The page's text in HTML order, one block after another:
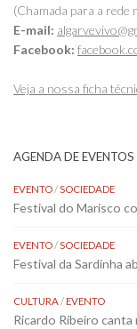
(Chamada para a rede
E-mail:
Facebook:
Veja a nossa ficha
AGENDA DE EVENTOS
EVENTO/SOCIEDADE
Festival do Marisco
EVENTO/SOCIEDADE
Festival da Sardinha
CULTURA/EVENTO
Ricardo Ribeiro canta